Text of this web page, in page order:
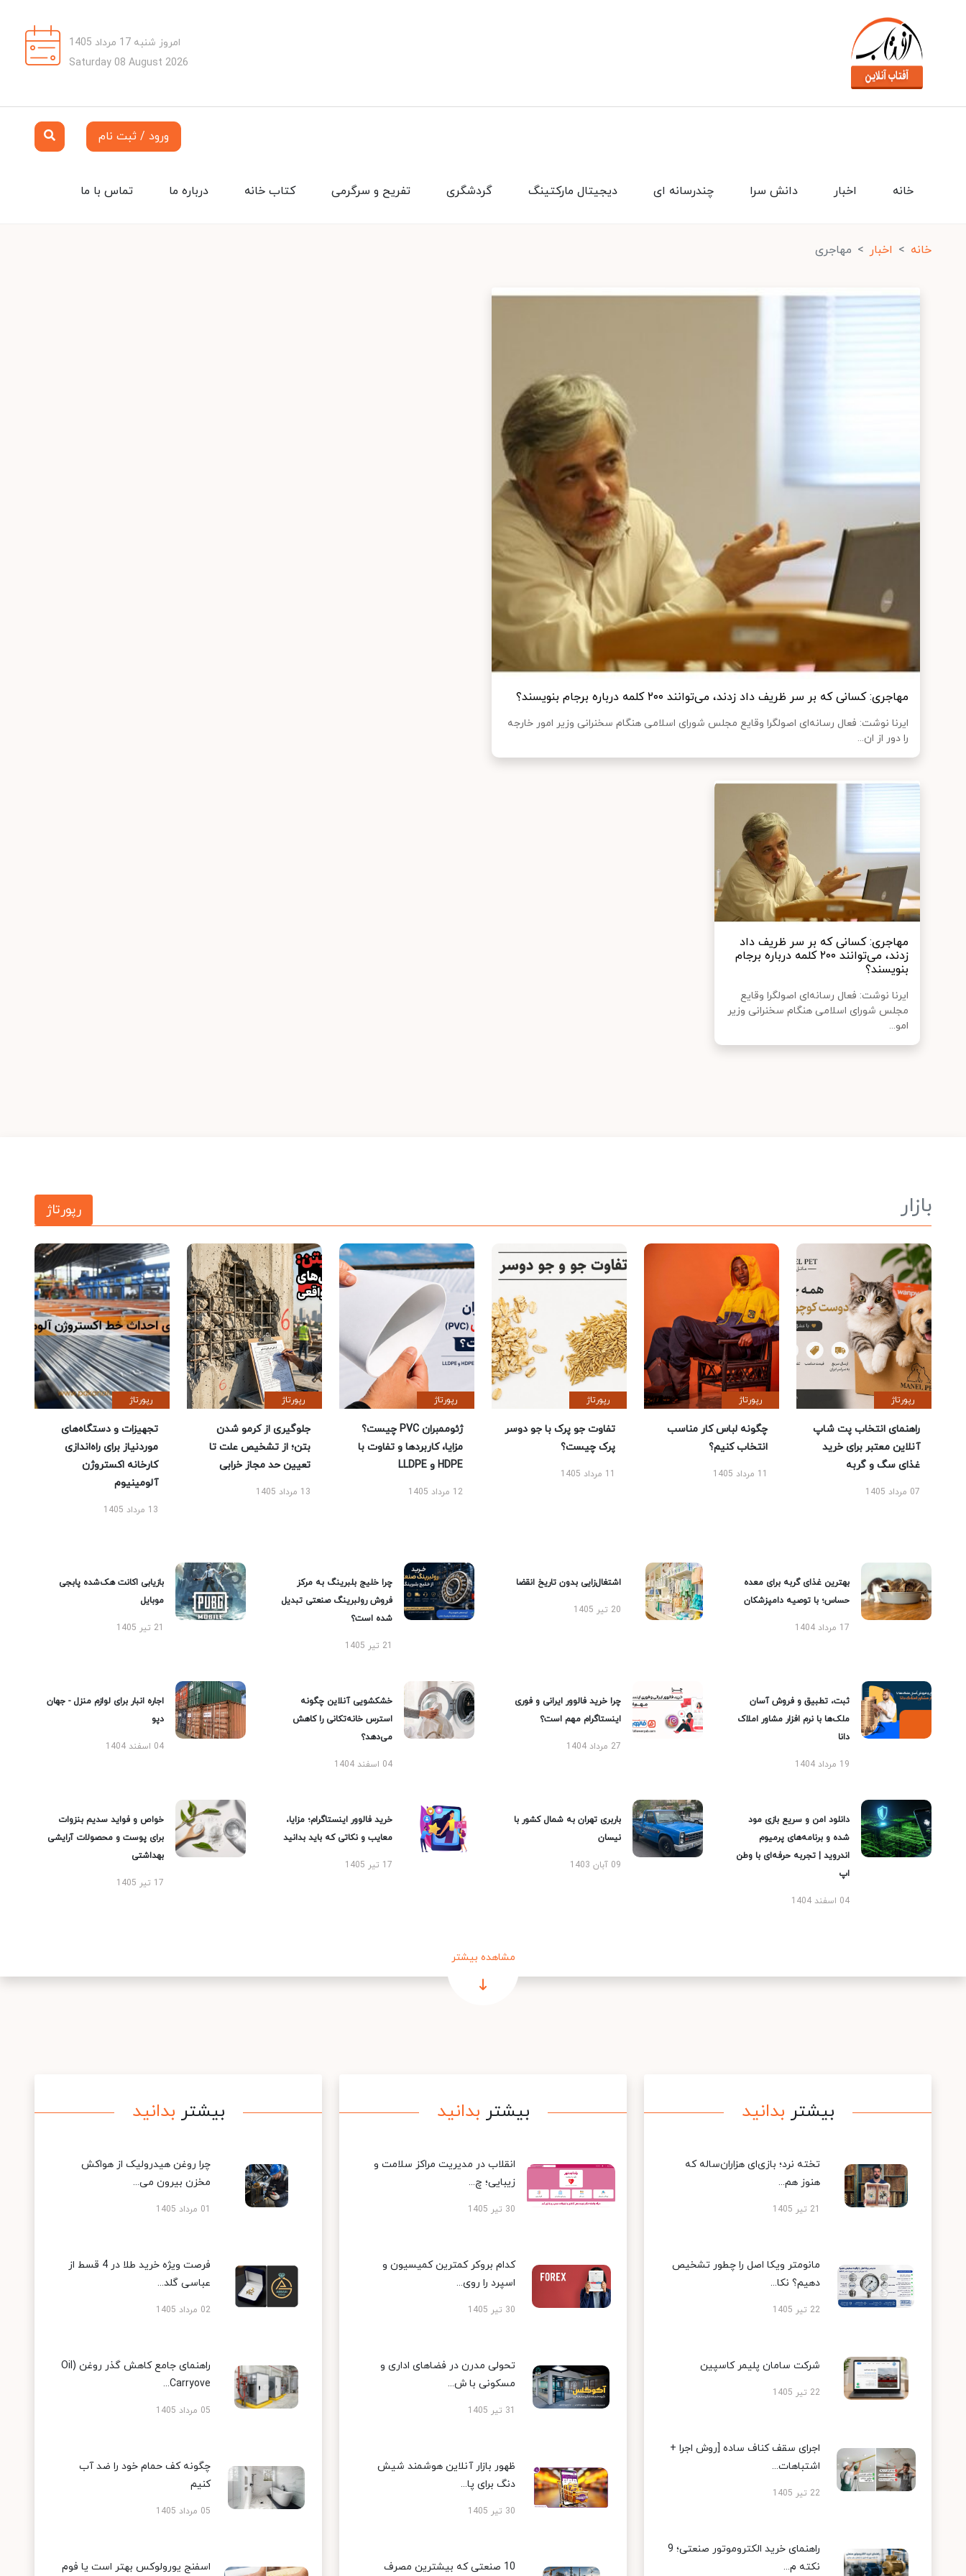
امروز شنبه 17 مرداد 1405
Saturday 08 August 2026
ورود / ثبت نام
تماس با ما درباره ما کتاب خانه تفریح و سرگرمی گردشگری دیجیتال مارکتینگ چندرسانه ای دانش سرا اخبار خانه
خانه اخبار مهاجری
مهاجری: کسانی که بر سر ظریف داد زدند، می‌توانند ۲۰۰ کلمه درباره برجام بنویسند؟
ایرنا نوشت: فعال رسانه‌ای اصولگرا وقایع مجلس شورای اسلامی هنگام سخنرانی وزیر امور خارجه
را دور از ان...
مهاجری: کسانی که بر سر ظریف داد
زدند، می‌توانند ۲۰۰ کلمه درباره برجام
بنویسند؟
ایرنا نوشت: فعال رسانه‌ای اصولگرا وقایع
مجلس شورای اسلامی هنگام سخنرانی وزیر
امو...
بازار رپورتاژ
رپورتاژ
راهنمای انتخاب پت شاپ
آنلاین معتبر برای خرید
غذای سگ و گربه
07 مرداد 1405
رپورتاژ
چگونه لباس کار مناسب
انتخاب کنیم؟
11 مرداد 1405
رپورتاژ
تفاوت جو پرک با جو دوسر
پرک چیست؟
11 مرداد 1405
رپورتاژ
ژئوممبران PVC چیست؟
مزایا، کاربردها و تفاوت با
HDPE و LLDPE
12 مرداد 1405
رپورتاژ
جلوگیری از کرمو شدن
بتن؛ از تشخیص علت تا
تعیین حد مجاز خرابی
13 مرداد 1405
رپورتاژ
تجهیزات و دستگاه‌های
موردنیاز برای راه‌اندازی
کارخانه اکستروژن
آلومینیوم
13 مرداد 1405
بهترین غذای گربه برای معده
حساس؛ با توصیه دامپزشکان
17 مرداد 1404
اشتغال‌زایی بدون تاریخ انقضا
20 تیر 1405
چرا خلیج بلبرینگ به مرکز
فروش رولبرینگ صنعتی تبدیل
شده است؟
21 تیر 1405
بازیابی اکانت هک‌شده پابجی
موبایل
21 تیر 1405
ثبت، تطبیق و فروش آسان
ملک‌ها با نرم افزار مشاور املاک
دانا
19 مرداد 1404
چرا خرید فالوور ایرانی و فوری
اینستاگرام مهم است؟
27 مرداد 1404
خشکشویی آنلاین چگونه
استرس خانه‌تکانی را کاهش
می‌دهد؟
04 اسفند 1404
اجاره انبار برای لوازم منزل - جهان
دپو
04 اسفند 1404
دانلود امن و سریع بازی مود
شده و برنامه‌های پرمیوم
اندروید | تجربه حرفه‌ای با وطن
اپ
04 اسفند 1404
باربری تهران به شمال کشور با
نیسان
09 آبان 1403
خرید فالوور اینستاگرام؛ مزایا،
معایب و نکاتی که باید بدانید
17 تیر 1405
خواص و فواید سدیم بنزوات
برای پوست و محصولات آرایشی
بهداشتی
17 تیر 1405
مشاهده بیشتر
بیشتر بدانید
تخته نرد؛ بازی‌ای هزاران‌ساله که
هنوز هم...
21 تیر 1405
مانومتر ویکا اصل را چطور تشخیص
دهیم؟ نکا...
22 تیر 1405
شرکت سامان پلیمر کاسپین
22 تیر 1405
اجرای سقف کناف ساده [روش اجرا +
اشتباهات...
22 تیر 1405
راهنمای خرید الکتروموتور صنعتی؛ 9
نکته م...
بیشتر بدانید
انقلاب در مدیریت مراکز سلامت و
زیبایی؛ چ...
30 تیر 1405
کدام بروکر کمترین کمیسیون و
اسپرد را روی...
30 تیر 1405
تحولی مدرن در فضاهای اداری و
مسکونی با ش...
31 تیر 1405
ظهور بازار آنلاین هوشمند شیش
دنگ برای پا...
30 تیر 1405
10 صنعتی که بیشترین مصرف
بیشتر بدانید
چرا روغن هیدرولیک از هواکش
مخزن بیرون می...
01 مرداد 1405
فرصت ویژه خرید طلا در 4 قسط از
عباسی گلد...
02 مرداد 1405
راهنمای جامع کاهش گذر روغن (Oil
Carryove...
05 مرداد 1405
چگونه کف حمام خود را ضد آب
کنیم
05 مرداد 1405
اسفنج یورولوکس بهتر است یا فوم